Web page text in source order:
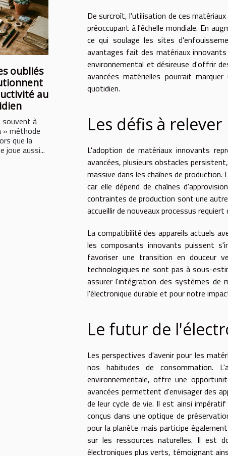
oubliés
au
souvent à
» méthode
que la
joue aussi...
De surcroît, l'utilisation de ces
préoccupant à l'échelle mondiale. En
ce qui soulage les sites
avantages fait des matériaux
environnemental et désireuse d'offrir
avancées matérielles pourrait
quotidien.
Les défis à relever
L'adoption de matériaux innovants
avancées, plusieurs obstacles
massive dans les chaînes de
car elle dépend de chaînes
contraintes de production sont une
accueillir de nouveaux processus
La compatibilité des appareils actuels
les composants innovants puissent
favoriser une transition en douceur
technologiques ne sont pas à sous-
assurer l'intégration des systèmes de
l'électronique durable et pour notre
Le futur de
Les perspectives d'avenir pour les
nos habitudes de consommation.
environnementale, offre une
avancées permettent d'envisager des
de leur cycle de vie. Il est ainsi
conçus dans une optique de
pour la planète mais participe
sur les ressources naturelles. Il est
électroniques plus verts, témoignant